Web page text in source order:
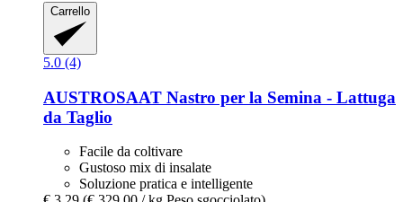
Carrello
5.0 (4)
AUSTROSAAT Nastro per la Semina -​ Lattuga
da Taglio
Facile da coltivare
Gustoso mix di insalate
Soluzione pratica e intelligente